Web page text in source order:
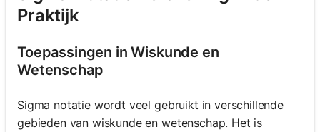
Praktijk
Toepassingen in Wiskunde en
Wetenschap
Sigma notatie wordt veel gebruikt in verschillende
gebieden van wiskunde en wetenschap. Het is